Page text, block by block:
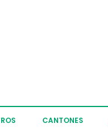
CANTONES